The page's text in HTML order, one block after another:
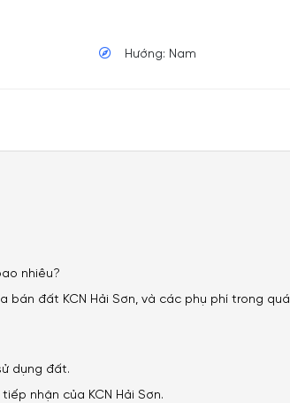
Hướng: Nam
nhiêu?
bán đất KCN Hải Sơn, và các phụ phí trong quá
dụng đất.
nhận của KCN Hải Sơn.